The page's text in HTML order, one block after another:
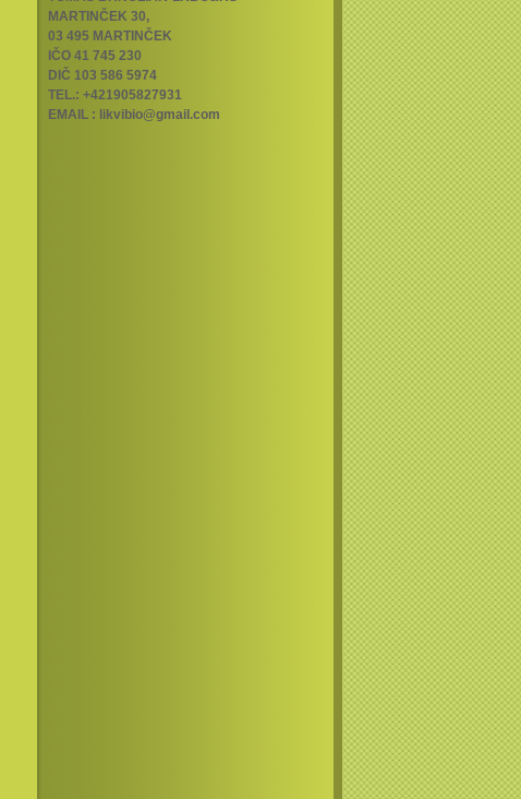
MARTINČEK 30,
03 495 MARTINČEK
IČO 41 745 230
DIČ 103 586 5974
TEL.: +421905827931
EMAIL : likvibio@gmail.com